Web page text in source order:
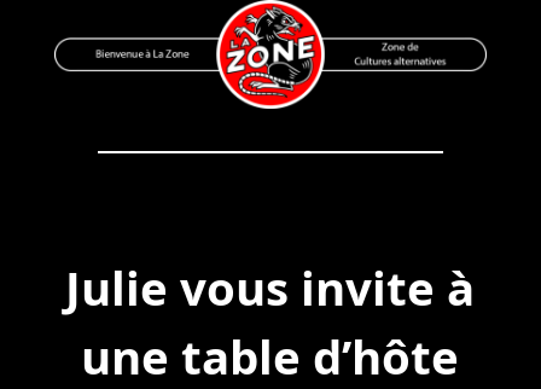
to
Bienvenue à La Zone
Zone de Cultures Alternatives
Julie vous invite à
une table d’hôte